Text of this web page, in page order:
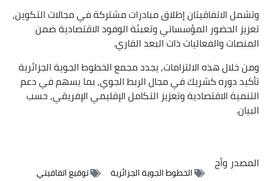
وتشمل الاتفاقيتان إطلاق مبادرات مشتركة في مجالات التكوين,
تعزيز الحضور المؤسساتي وتعبئة الوفود الاقتصادية ضمن
المنصات والفعاليات ذات البعد القاري.
ومن خلال هذه الالتزامات, يجدد مجمع الخطوط الجوية الجزائرية
تأكيد دوره كشريك في مجال الربط الجوي, بما يسهم في دعم
التنمية الاقتصادية وتعزيز التكامل الإقليمي الإفريقي, حسب
البيان.
المصدروأج
الخطوط الجوية الجزائرية توقيع اتفاقيتي